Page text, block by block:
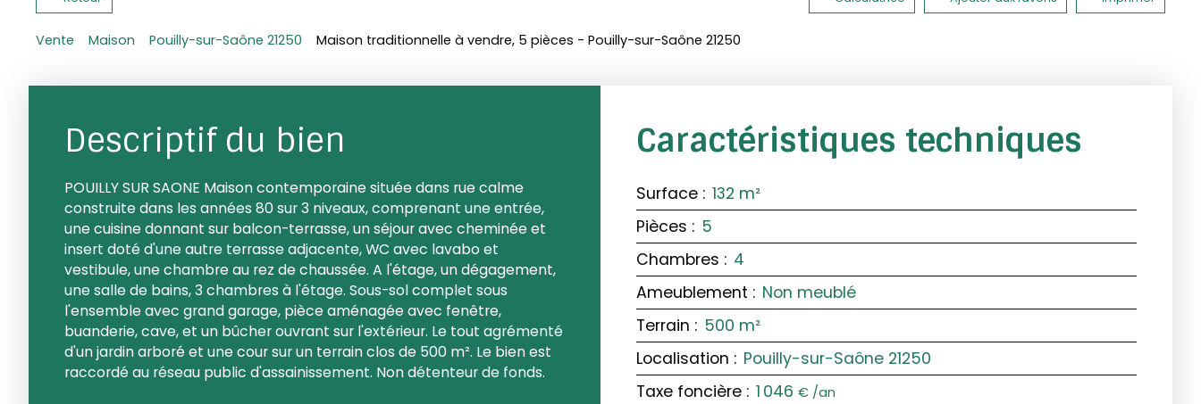
Vente Maison Pouilly-sur-Saône 21250 Maison traditionnelle à vendre, 5 pièces - Pouilly-sur-Saône 21250
Descriptif du bien
POUILLY SUR SAONE Maison contemporaine située dans rue calme
construite dans les années 80 sur 3 niveaux, comprenant une entrée,
une cuisine donnant sur balcon-terrasse, un séjour avec cheminée et
insert doté d'une autre terrasse adjacente, WC avec lavabo et
vestibule, une chambre au rez de chaussée. A l'étage, un dégagement,
une salle de bains, 3 chambres à l'étage. Sous-sol complet sous
l'ensemble avec grand garage, pièce aménagée avec fenêtre,
buanderie, cave, et un bûcher ouvrant sur l'extérieur. Le tout agrémenté
d'un jardin arboré et une cour sur un terrain clos de 500 m². Le bien est
raccordé au réseau public d'assainissement. Non détenteur de fonds.
Caractéristiques techniques
Surface : 132 m²
Pièces : 5
Chambres : 4
Ameublement : Non meublé
Terrain : 500 m²
Localisation : Pouilly-sur-Saône 21250
Taxe foncière : 1 046 € /an